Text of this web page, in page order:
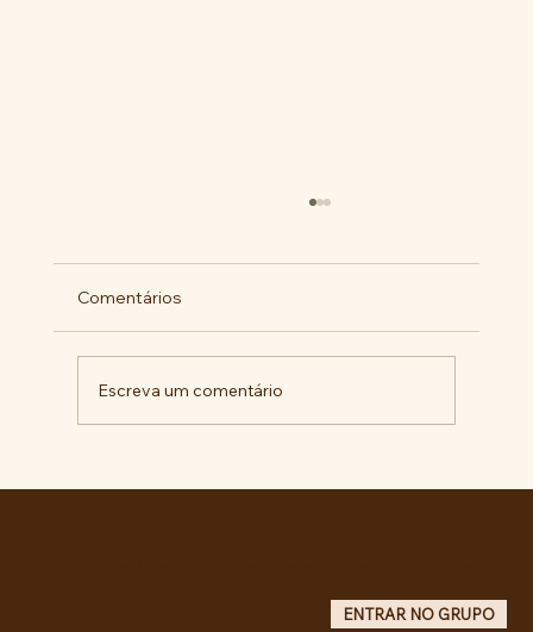
Comentários
Escreva um comentário
ENTRAR NO GRUPO